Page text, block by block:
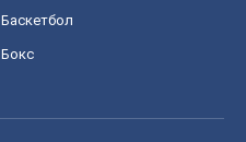
Баскетбол
Бокс